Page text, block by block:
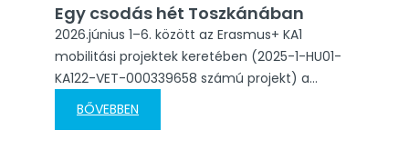
Egy csodás hét Toszkánában
2026.június 1–6. között az Erasmus+ KA1
mobilitási projektek keretében (2025-1-HU01-
KA122-VET-000339658 számú projekt) a
gyönyörű Toszkán fővárosban, a reneszánsz
bölcsőjéban: Firenzében vettem részt egy
BŐVEBBEN